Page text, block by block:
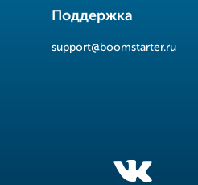
Поддержка
support@boomstarter.ru